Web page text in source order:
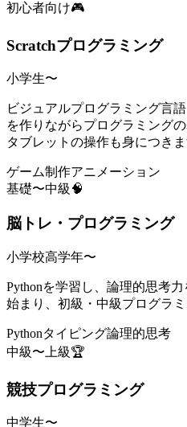
初心者向け🎮
Scratchプログラミング
小学生〜
ビジュアルプログラミング言
を作りながらプログラミング
タブレットの操作も身につきま
ゲーム制作アニメーション
基礎〜中級 🧠
脳トレ・プログラミング
小学校高学年〜
Pythonを学習し、論理的思考
始まり、初級・中級プログラ
Pythonタイピング論理的思考
中級〜上級🏆
競技プログラミング
中学生〜